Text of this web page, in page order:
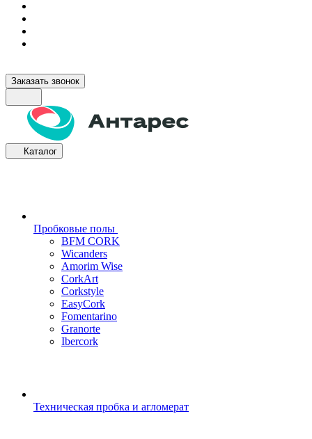
Заказать звонок
Каталог
Пробковые полы
BFM CORK
Wicanders
Amorim Wise
CorkArt
Corkstyle
EasyCork
Fomentarino
Granorte
Ibercork
Техническая пробка и агломерат